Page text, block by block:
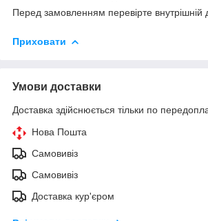
Перед замовленням перевірте внутрішній
Приховати
Умови доставки
Доставка здійснюється тільки по
Нова Пошта
Самовивіз
Самовивіз
Доставка кур'єром